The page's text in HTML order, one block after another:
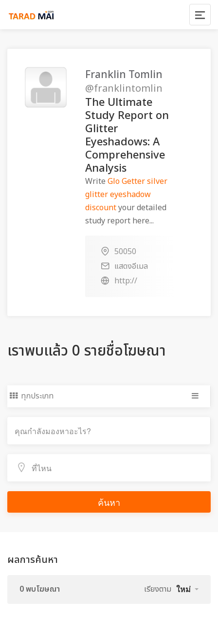
Franklin Tomlin
@franklintomlin
The Ultimate
Study Report on
Glitter
Eyeshadows: A
Comprehensive
Analysis
Write Glo Getter silver
glitter eyeshadow
discountyour detailed
study report here...
50050
แสดงอีเมล
http://
เราพบแล้ว 0 รายชื่อโฆษณา
ทุกประเภท
ค้นหา
ผลการค้นหา
0 พบโฆษณา เรียงตาม ใหม่